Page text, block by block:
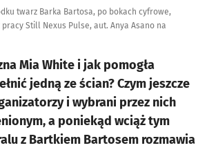
twarz Barka Bartosa, po bokach cyfrowe,
Still Nexus Pulse, aut. Anya Asano na
Mia White i jak pomogła
jedną ze ścian? Czym jeszcze
i wybrani przez nich
a poniekąd wciąż tym
z Bartkiem Bartosem rozmawia